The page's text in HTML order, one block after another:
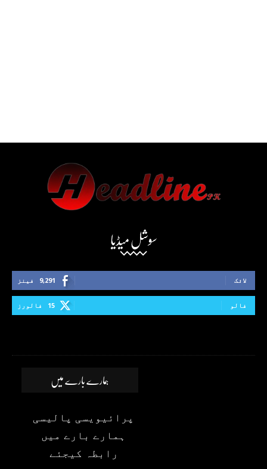
سوشل میڈیا
9,291 فینز لائک
15 فالورز فالو
ہمارے بارے میں
پرائیویسی پالیسی
ہمارے بارے میں
رابطہ کیجئے